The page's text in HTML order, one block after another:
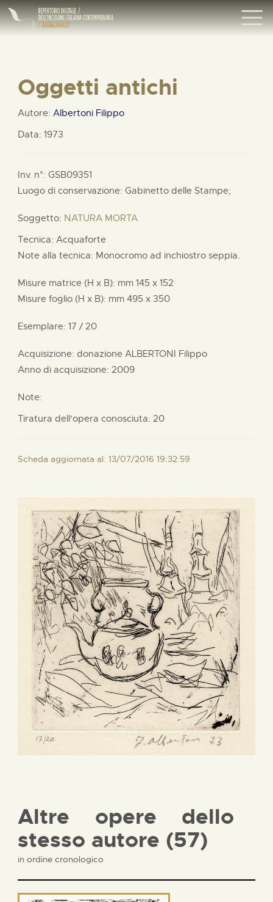
Oggetti antichi
Autore: Albertoni Filippo
Data: 1973
Inv. n°: GSB09351
Luogo di conservazione: Gabinetto delle Stampe;
Soggetto: NATURA MORTA
Tecnica: Acquaforte
Note alla tecnica: Monocromo ad inchiostro seppia.
Misure matrice (H x B): mm 145 x 152
Misure foglio (H x B): mm 495 x 350
Esemplare: 17 / 20
Acquisizione: donazione ALBERTONI Filippo
Anno di acquisizione: 2009
Note:
Tiratura dell'opera conosciuta: 20
Scheda aggiornata al: 13/07/2016 19:32:59
Altre opere dello
stesso autore (57)
in ordine cronologico